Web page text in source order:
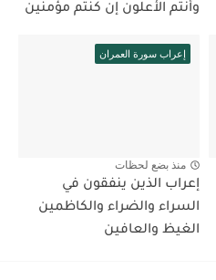
وأنتم الأعلون إن كنتم مؤمنين
إعراب سورة العمران
منذ بضع لحظات
إعراب الذين ينفقون في
السراء والضراء والكاظمين
الغيظ والعافين